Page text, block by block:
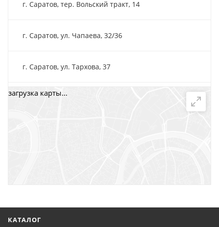
г. Саратов, тер. Вольский тракт, 14
г. Саратов, ул. Чапаева, 32/36
г. Саратов, ул. Тархова, 37
г. Саратов, пр-т. 50 лет Октября, 118Д, помещ. 15
загрузка карты...
КАТАЛОГ